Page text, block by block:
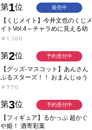
第1位
【くじメイト】今井文也のくじメ
イトVol.4～チャラめに見える幼
馴染、実は一途で独占欲が強いん
￥1,100
発売中
第2位
【グッズ-マスコット】あんさん
ぶるスターズ！！ おまんじゅう
にぎにぎマスコット ねくすと2
￥770
予約受付中
第3位
【フィギュア】るかっぷ 超かぐ
や姫！ 酒寄彩葉
予約受付中